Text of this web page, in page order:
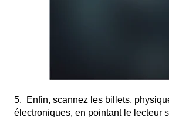
5. Enfin, scannez les billets,
électroniques, en pointant le lecteur